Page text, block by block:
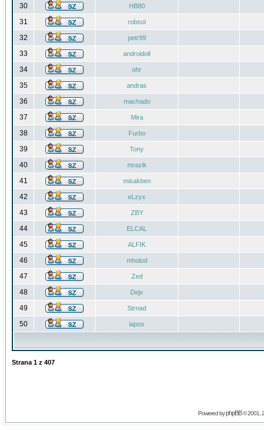
30 HB80
31 robsol
32 petr99
33 androidoll
34 ohr
35 andras
36 machado
37 Mira
38 Furbo
39 Tony
40 mrazik
41 misakben
42 eLzyx
43 ZBY
44 ELCAL
45 ALFIK
46 mholod
47 Zed
48 Dejv
49 Strnad
50 lapos
Strana 1 z 407
Powered byphpBB© 2001,